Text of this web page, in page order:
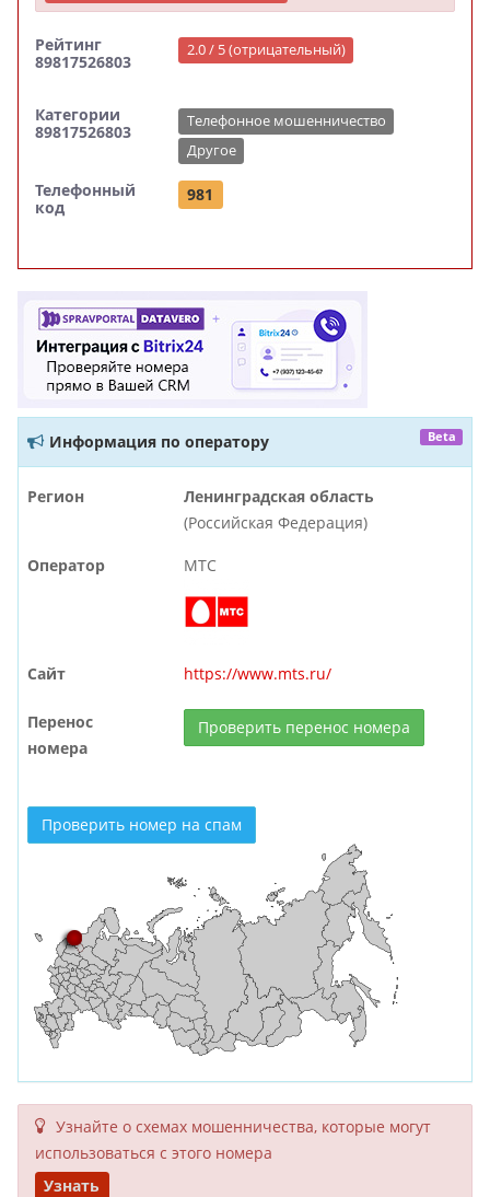
Рейтинг
89817526803
2.0 / 5 (отрицательный)
Категории
89817526803
Телефонное мошенничество
Другое
Телефонный
код
981
Информация по оператору Beta
Регион
Ленинградская область
(Российская Федерация)
Оператор МТС
Сайт https://www.mts.ru/
Перенос
номера
Проверить перенос номера
Проверить номер на спам
Узнайте о схемах мошенни­чества, кото­рые могут
исполь­зоваться с этого номера
Узнать